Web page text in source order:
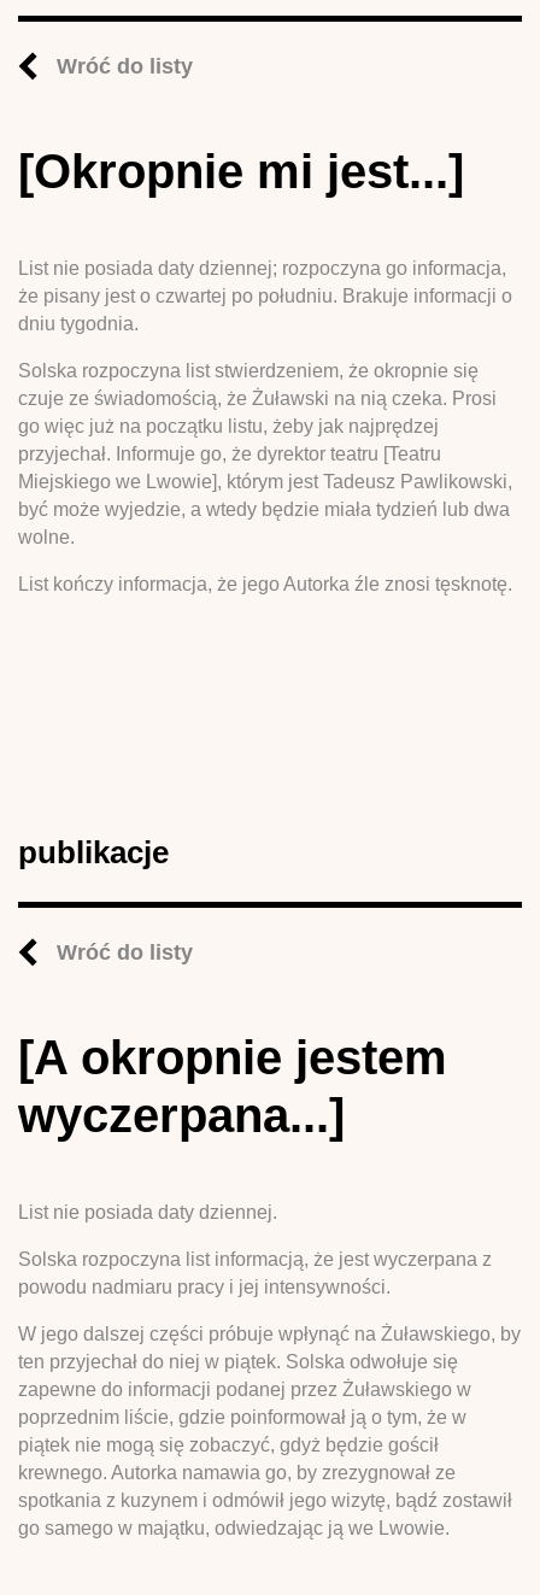
Wróć do listy
[Okropnie mi jest...]
List nie posiada daty dziennej; rozpoczyna go informacja,
że pisany jest o czwartej po południu. Brakuje informacji o
dniu tygodnia.
Solska rozpoczyna list stwierdzeniem, że okropnie się
czuje ze świadomością, że Żuławski na nią czeka. Prosi
go więc już na początku listu, żeby jak najprędzej
przyjechał. Informuje go, że dyrektor teatru [Teatru
Miejskiego we Lwowie], którym jest Tadeusz Pawlikowski,
być może wyjedzie, a wtedy będzie miała tydzień lub dwa
wolne.
List kończy informacja, że jego Autorka źle znosi tęsknotę.
publikacje
Wróć do listy
[A okropnie jestem
wyczerpana...]
List nie posiada daty dziennej.
Solska rozpoczyna list informacją, że jest wyczerpana z
powodu nadmiaru pracy i jej intensywności.
W jego dalszej części próbuje wpłynąć na Żuławskiego, by
ten przyjechał do niej w piątek. Solska odwołuje się
zapewne do informacji podanej przez Żuławskiego w
poprzednim liście, gdzie poinformował ją o tym, że w
piątek nie mogą się zobaczyć, gdyż będzie gościł
krewnego. Autorka namawia go, by zrezygnował ze
spotkania z kuzynem i odmówił jego wizytę, bądź zostawił
go samego w majątku, odwiedzając ją we Lwowie.